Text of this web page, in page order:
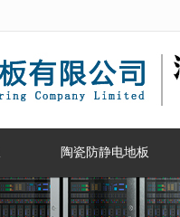
陶瓷防静电地板